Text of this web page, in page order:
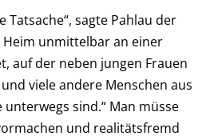
Tatsache“, sagte Pahlau der
Heim unmittelbar an einer
auf der neben jungen Frauen
viele andere Menschen aus
sind.“ Man müsse
und realitätsfremd